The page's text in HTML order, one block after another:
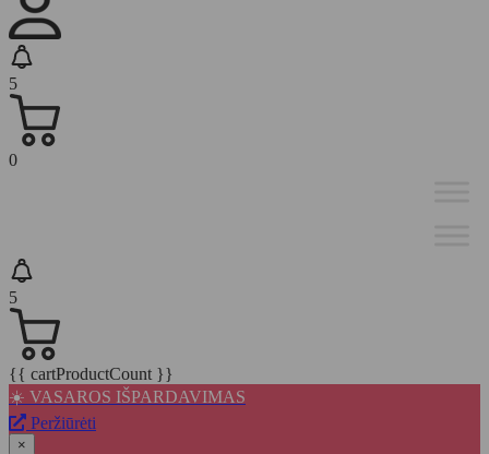
5
0
5
{{ cartProductCount }}
☀️ VASAROS IŠPARDAVIMAS
Peržiūrėti
×